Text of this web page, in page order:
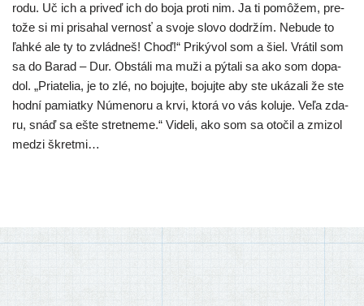
rodu. Uč ich a pri­veď ich do boja pro­ti nim. Ja ti pomô­žem, pre­
to­že si mi pri­sa­hal ver­nosť a svo­je slo­vo dodr­žím. Nebude to
ľah­ké ale ty to zvlád­neš! Choď!“ Prikývol som a šiel. Vrátil som
sa do Barad – Dur. Obstáli ma muži a pýta­li sa ako som dopa­
dol. „Priatelia, je to zlé, no bojuj­te, bojuj­te aby ste uká­za­li že ste
hod­ní pamiat­ky Númenoru a krvi, kto­rá vo vás kolu­je. Veľa zda­
ru, snáď sa ešte stret­ne­me.“ Videli, ako som sa oto­čil a zmi­zol
medzi škretmi…